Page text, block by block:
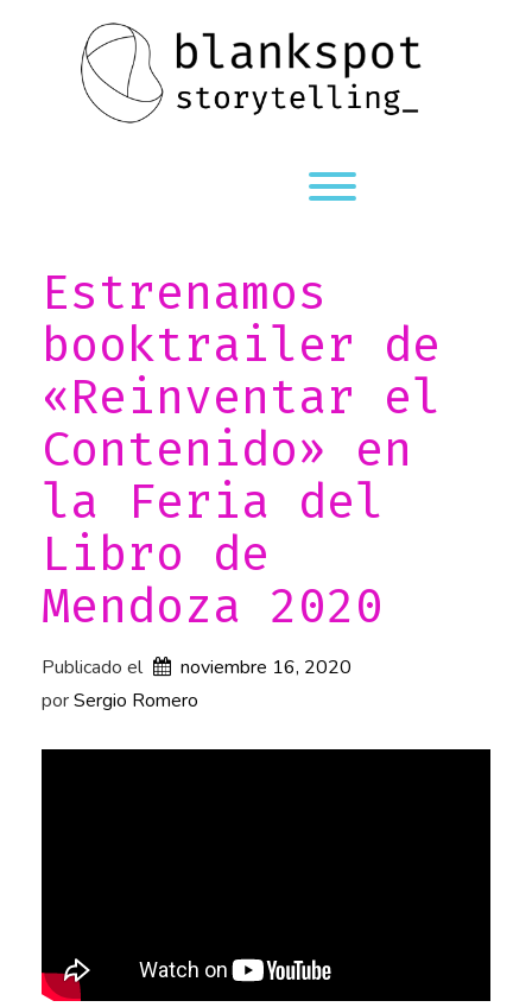
Estrenamos
booktrailer de
«Reinventar el
Contenido» en
la Feria del
Libro de
Mendoza 2020
Publicado el
noviembre 16, 2020
por Sergio Romero